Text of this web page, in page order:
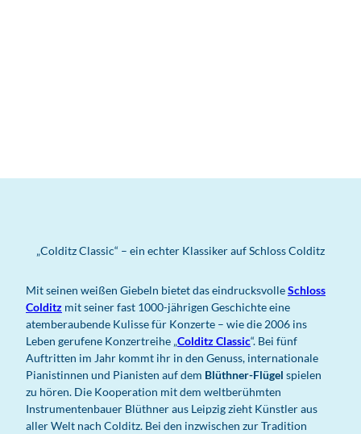
„Colditz Classic“ – ein echter Klassiker auf Schloss Colditz
Mit seinen weißen Giebeln bietet das eindrucksvolleSchloss
Colditz mit seiner fast 1000-jährigen Geschichte eine
atemberaubende Kulisse für Konzerte – wie die 2006 ins
Leben gerufene Konzertreihe „Colditz Classic“. Bei fünf
Auftritten im Jahr kommt ihr in den Genuss, internationale
Pianistinnen und Pianisten auf dem Blüthner-Flügel spielen
zu hören. Die Kooperation mit dem weltberühmten
Instrumentenbauer Blüthner aus Leipzig zieht Künstler aus
aller Welt nach Colditz. Bei den inzwischen zur Tradition